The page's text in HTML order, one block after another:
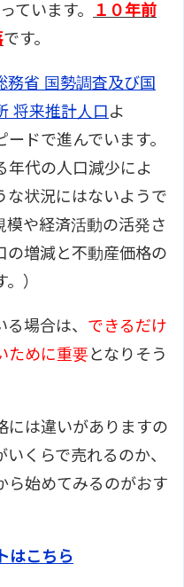
ています。
１０年前
です。
務省 国勢調査及び国
将来推計人口よ
ドで進んでいます。
年代の人口減少によ
な状況にはないようで
模や経済活動の活発さ
の増減と不動産価格の
）
場合は、 できるだけ
ために重要となりそう
には違いがありますの
くらで売れるのか、
ら始めてみるのがおす
はこちら